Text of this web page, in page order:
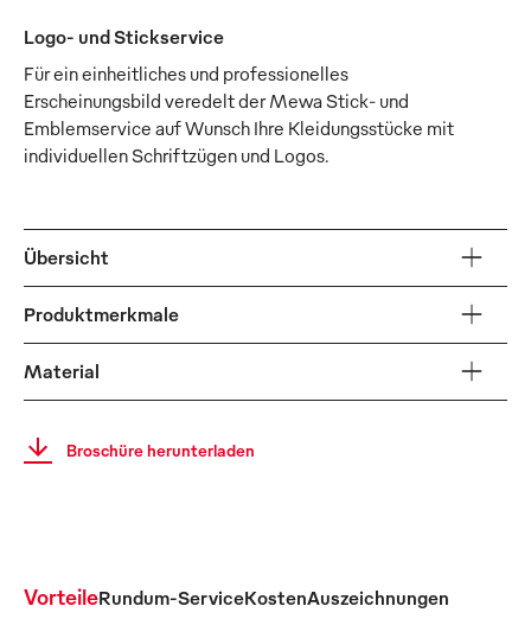
Logo- und Stickservice
Für ein einheitliches und professionelles
Erscheinungsbild veredelt der Mewa Stick- und
Emblemservice auf Wunsch Ihre Kleidungsstücke mit
individuellen Schriftzügen und Logos.
Übersicht
Produktmerkmale
Material
Broschüre herunterladen
VorteileRundum-ServiceKostenAuszeichnungen